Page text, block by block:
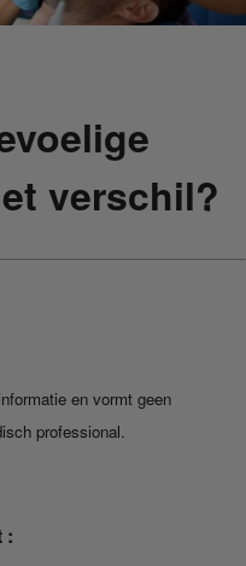
verschil?
en vormt geen
professional.
: